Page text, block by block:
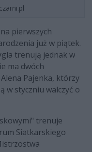
pierwszych
już w piątek.
trenują jednak w
ma dwóch
Pajenka, którzy
w styczniu walczyć o
trenuje
Siatkarskiego